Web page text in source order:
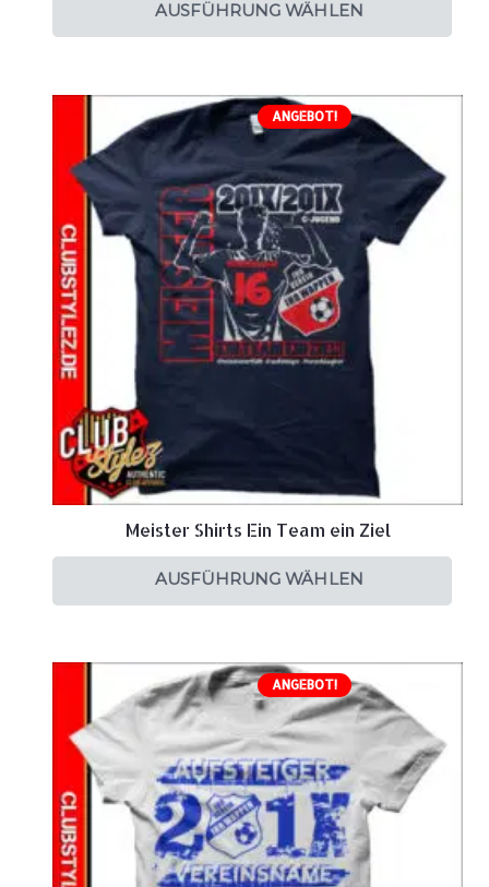
AUSFÜHRUNG WÄHLEN
ANGEBOT!
Meister Shirts Ein Team ein Ziel
AUSFÜHRUNG WÄHLEN
ANGEBOT!